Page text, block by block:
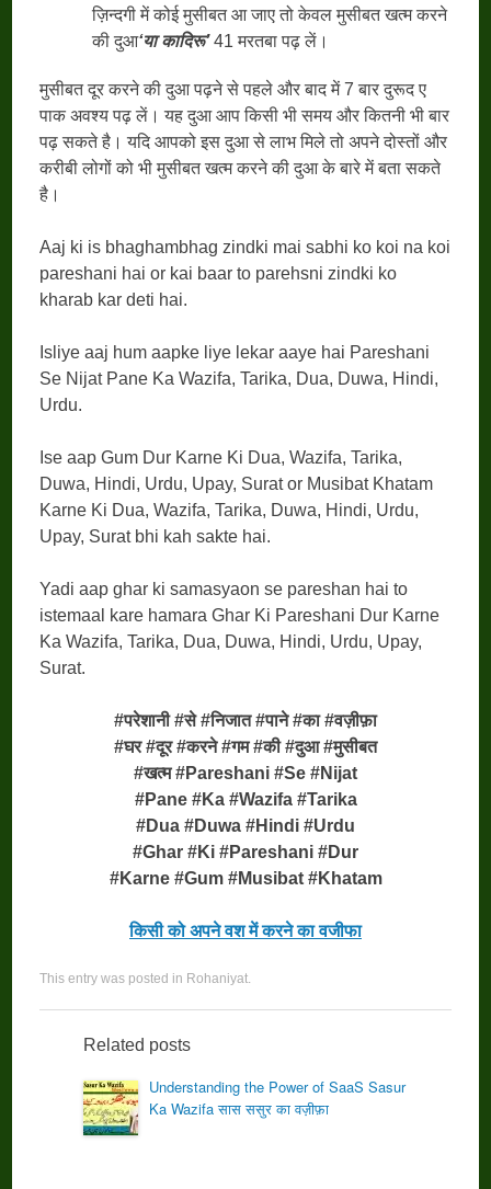
ज़िन्दगी में कोई मुसीबत आ जाए तो केवल मुसीबत खत्म करने
की दुआ‘या कादिरू’41 मरतबा पढ़ लें।
मुसीबत दूर करने की दुआ पढ़ने से पहले और बाद में 7 बार दुरूद ए
पाक अवश्य पढ़ लें। यह दुआ आप किसी भी समय और कितनी भी बार
पढ़ सकते है। यदि आपको इस दुआ से लाभ मिले तो अपने दोस्तों और
करीबी लोगों को भी मुसीबत खत्म करने की दुआ के बारे में बता सकते
है।
Aaj ki is bhaghambhag zindki mai sabhi ko koi na koi
pareshani hai or kai baar to parehsni zindki ko
kharab kar deti hai.
Isliye aaj hum aapke liye lekar aaye hai Pareshani
Se Nijat Pane Ka Wazifa, Tarika, Dua, Duwa, Hindi,
Urdu.
Ise aap Gum Dur Karne Ki Dua, Wazifa, Tarika,
Duwa, Hindi, Urdu, Upay, Surat or Musibat Khatam
Karne Ki Dua, Wazifa, Tarika, Duwa, Hindi, Urdu,
Upay, Surat bhi kah sakte hai.
Yadi aap ghar ki samasyaon se pareshan hai to
istemaal kare hamara Ghar Ki Pareshani Dur Karne
Ka Wazifa, Tarika, Dua, Duwa, Hindi, Urdu, Upay,
Surat.
#परेशानी #से #निजात #पाने #का #वज़ीफ़ा
#घर #दूर #करने #गम #की #दुआ #मुसीबत
#खत्म #Pareshani #Se #Nijat
#Pane #Ka #Wazifa #Tarika
#Dua #Duwa #Hindi #Urdu
#Ghar #Ki #Pareshani #Dur
#Karne #Gum #Musibat #Khatam
किसी को अपने वश में करने का वजीफा
This entry was posted in Rohaniyat.
Related posts
Understanding the Power of SaaS Sasur
Ka Wazifa सास ससुर का वज़ीफ़ा